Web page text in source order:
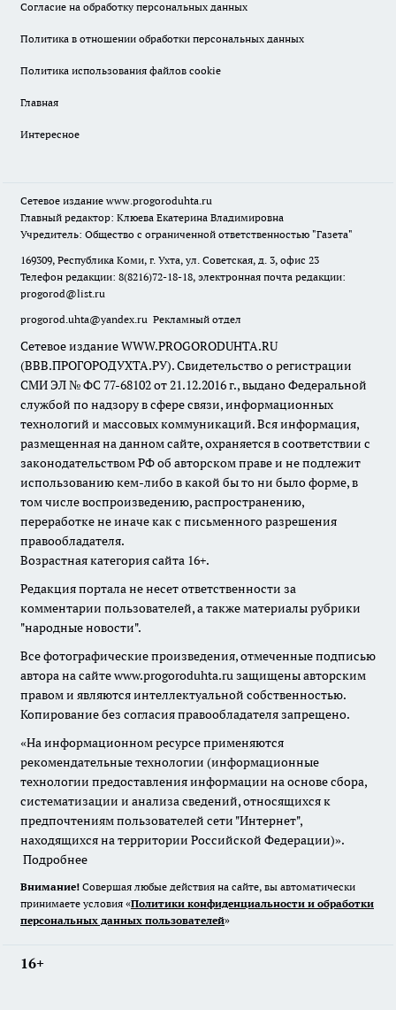
Согласие на обработку персональных данных
Политика в отношении обработки персональных данных
Политика использования файлов cookie
Главная
Интересное
Сетевое издание www.progoroduhta.ru
Главный редактор: Клюева Екатерина Владимировна
Учредитель: Общество с ограниченной ответственностью "Газета"
169309, Республика Коми, г. Ухта, ул. Советская, д. 3, офис 23
Телефон редакции: 8(8216)72-18-18, электронная почта редакции:
progorod@list.ru
progorod.uhta@yandex.ru Рекламный отдел
Сетевое издание WWW.PROGORODUHTA.RU
(ВВВ.ПРОГОРОДУХТА.РУ). Свидетельство о регистрации
СМИ ЭЛ № ФС 77-68102 от 21.12.2016 г., выдано Федеральной
службой по надзору в сфере связи, информационных
технологий и массовых коммуникаций. Вся информация,
размещенная на данном сайте, охраняется в соответствии с
законодательством РФ об авторском праве и не подлежит
использованию кем-либо в какой бы то ни было форме, в
том числе воспроизведению, распространению,
переработке не иначе как с письменного разрешения
правообладателя.
Возрастная категория сайта 16+.
Редакция портала не несет ответственности за
комментарии пользователей, а также материалы рубрики
"народные новости".
Все фотографические произведения, отмеченные подписью
автора на сайте www.progoroduhta.ru защищены авторским
правом и являются интеллектуальной собственностью.
Копирование без согласия правообладателя запрещено.
«На информационном ресурсе применяются
рекомендательные технологии (информационные
технологии предоставления информации на основе сбора,
систематизации и анализа сведений, относящихся к
предпочтениям пользователей сети "Интернет",
находящихся на территории Российской Федерации)».
Подробнее
Внимание! Совершая любые действия на сайте, вы автоматически
принимаете условия «Политики конфиденциальности и обработки
персональных данных пользователей»
16+